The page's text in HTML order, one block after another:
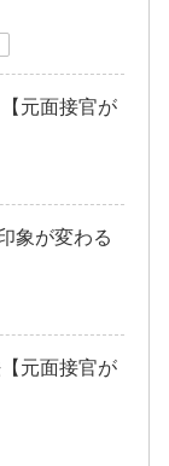
元面接官が
象が変わる
元面接官が